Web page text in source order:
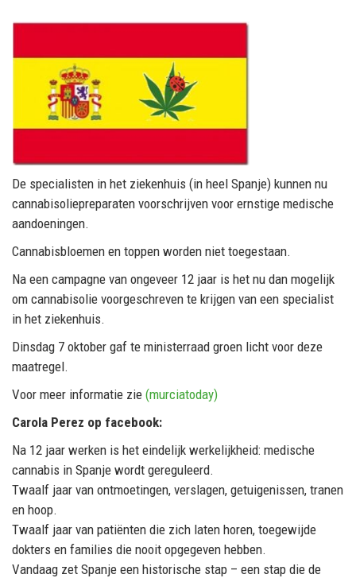
De specialisten in het ziekenhuis (in heel Spanje) kunnen nu
cannabisoliepreparaten voorschrijven voor ernstige medische
aandoeningen.
Cannabisbloemen en toppen worden niet toegestaan.
Na een campagne van ongeveer 12 jaar is het nu dan mogelijk
om cannabisolie voorgeschreven te krijgen van een specialist
in het ziekenhuis.
Dinsdag 7 oktober gaf te ministerraad groen licht voor deze
maatregel.
Voor meer informatie zie (murciatoday)
Carola Perez op facebook:
Na 12 jaar werken is het eindelijk werkelijkheid: medische
cannabis in Spanje wordt gereguleerd.
Twaalf jaar van ontmoetingen, verslagen, getuigenissen, tranen
en hoop.
Twaalf jaar van patiënten die zich laten horen, toegewijde
dokters en families die nooit opgegeven hebben.
Vandaag zet Spanje een historische stap – een stap die de